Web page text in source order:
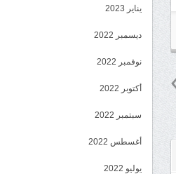
يناير 2023
ديسمبر 2022
نوفمبر 2022
أكتوبر 2022
سبتمبر 2022
أغسطس 2022
يوليو 2022